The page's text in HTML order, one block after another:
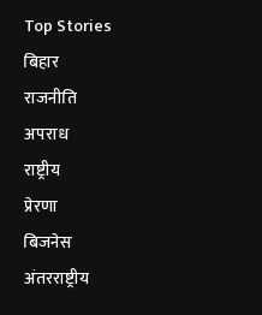
Top Stories
बिहार
राजनीति
अपराध
राष्ट्रीय
प्रेरणा
बिजनेस
अंतरराष्ट्रीय